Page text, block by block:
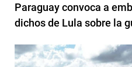
Paraguay convoca a
dichos de Lula sobre la